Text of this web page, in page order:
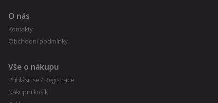
O nás
Kontakty
Obchodní podmínky
Vše o nákupu
Přihlásit se / Registrace
Nákupní košík